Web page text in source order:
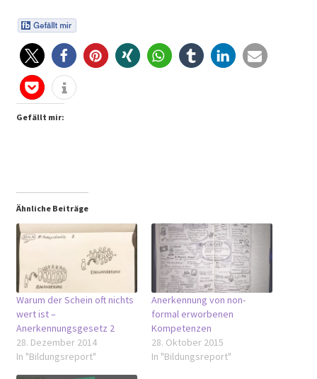
Gefällt mir:
Ähnliche Beiträge
Warum der Schein oft nichts
wert ist –
Anerkennungsgesetz 2
28. Dezember 2014
In "Bildungsreport"
Anerkennung von non-
formal erworbenen
Kompetenzen
28. Oktober 2015
In "Bildungsreport"